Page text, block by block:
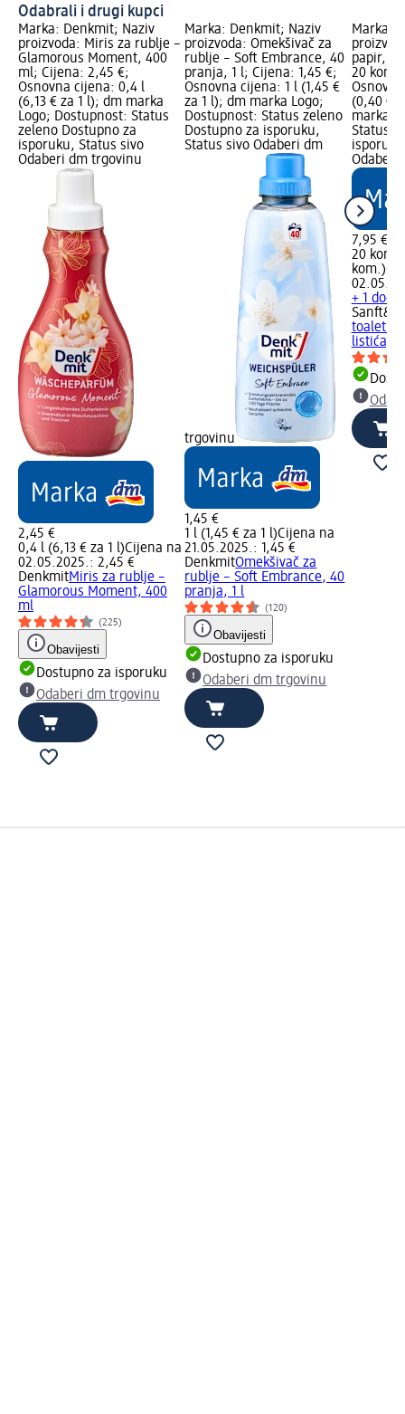
Odabrali i drugi kupci
Marka: Denkmit; Naziv
proizvoda: Miris za rublje –
Glamorous Moment, 400
ml; Cijena: 2,45 €;
Osnovna cijena: 0,4 l
(6,13 € za 1 l); dm marka
Logo; Dostupnost: Status
zeleno Dostupno za
isporuku, Status sivo
Odaberi dm trgovinu
2,45 €
0,4 l (6,13 € za 1 l)Cijena na
02.05.2025.: 2,45 €
DenkmitMiris za rublje –
Glamorous Moment, 400
ml
(225)
Obavijesti
Dostupno za isporuku
Odaberi dm trgovinu
Marka: Denkmit; Naziv
proizvoda: Omekšivač za
rublje – Soft Embrance, 40
pranja, 1 l; Cijena: 1,45 €;
Osnovna cijena: 1 l (1,45 €
za 1 l); dm marka Logo;
Dostupnost: Status zeleno
Dostupno za isporuku,
Status sivo Odaberi dm
trgovinu
1,45 €
1 l (1,45 € za 1 l)Cijena na
21.05.2025.: 1,45 €
DenkmitOmekšivač za
rublje – Soft Embrance, 40
pranja, 1 l
(120)
Obavijesti
Dostupno za isporuku
Odaberi dm trgovinu
Marka:
papir,
20
(0,40 €
marka
Status
Odaberi
7,95 €
20 kom.
kom.)
+ 1
toaletni
listića,